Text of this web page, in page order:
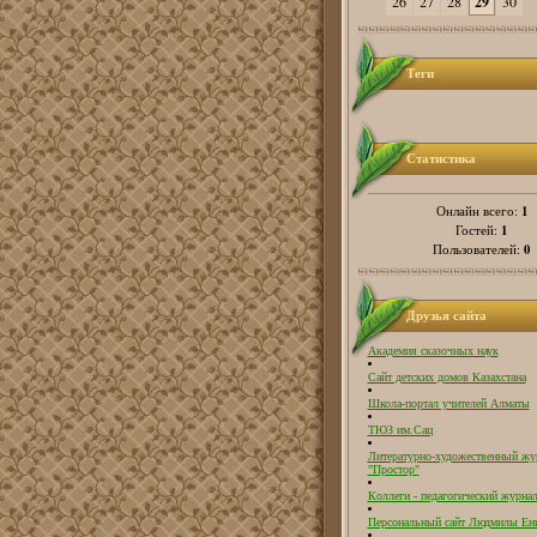
Теги
Статистика
Онлайн всего: 1
Гостей: 1
Пользователей: 0
Друзья сайта
Академия сказочных наук
Сайт детских домов Казахстана
Школа-портал учителей Алматы
ТЮЗ им.Сац
Литературно-художественный
"Простор"
Коллеги - педагогический
Персональный сайт Людмилы